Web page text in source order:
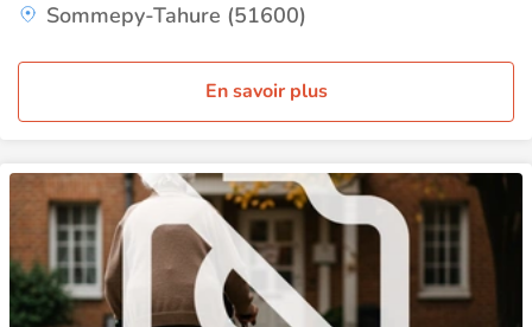
Sommepy-Tahure (51600)
En savoir plus